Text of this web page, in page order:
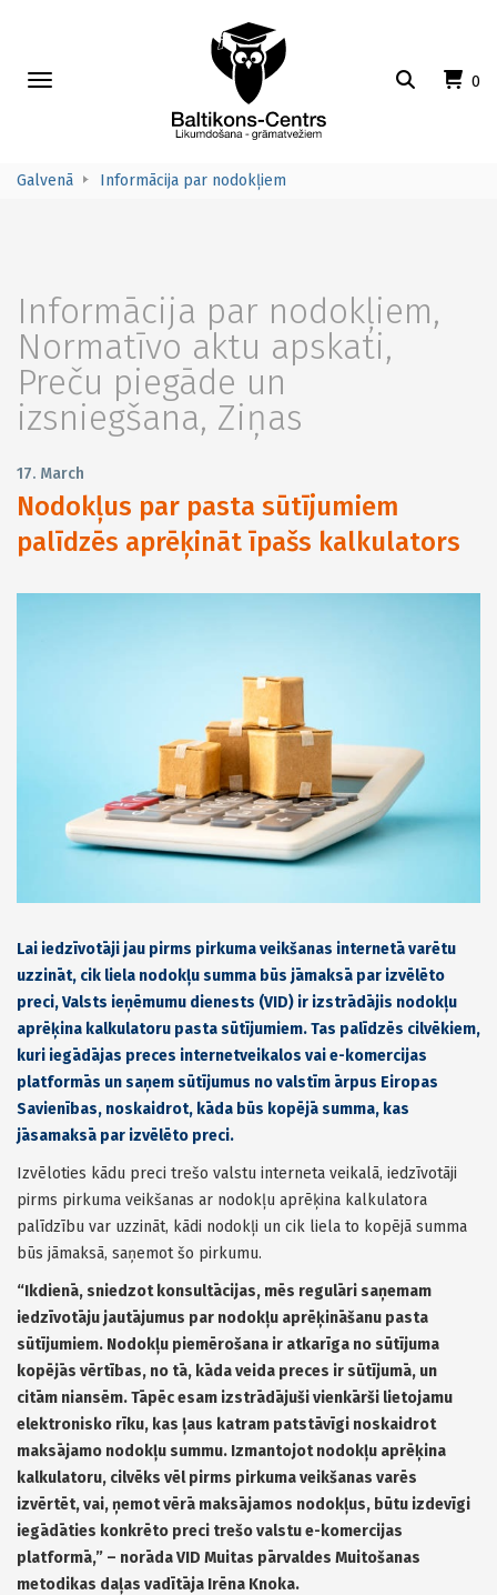
0
Toggle
Galvenā Informācija par nodokļiem
Informācija par nodokļiem,
Normatīvo aktu apskati,
Preču piegāde un
izsniegšana, Ziņas
17. March
Nodokļus par pasta sūtījumiem
palīdzēs aprēķināt īpašs kalkulators
Lai iedzīvotāji jau pirms pirkuma veikšanas internetā varētu
uzzināt, cik liela nodokļu summa būs jāmaksā par izvēlēto
preci, Valsts ieņēmumu dienests (VID) ir izstrādājis nodokļu
aprēķina kalkulatoru pasta sūtījumiem. Tas palīdzēs cilvēkiem,
kuri iegādājas preces internetveikalos vai e-komercijas
platformās un saņem sūtījumus no valstīm ārpus Eiropas
Savienības, noskaidrot, kāda būs kopējā summa, kas
jāsamaksā par izvēlēto preci.
Izvēloties kādu preci trešo valstu interneta veikalā, iedzīvotāji
pirms pirkuma veikšanas ar nodokļu aprēķina kalkulatora
palīdzību var uzzināt, kādi nodokļi un cik liela to kopējā summa
būs jāmaksā, saņemot šo pirkumu.
“Ikdienā, sniedzot konsultācijas, mēs regulāri saņemam
iedzīvotāju jautājumus par nodokļu aprēķināšanu pasta
sūtījumiem. Nodokļu piemērošana ir atkarīga no sūtījuma
kopējās vērtības, no tā, kāda veida preces ir sūtījumā, un
citām niansēm. Tāpēc esam izstrādājuši vienkārši lietojamu
elektronisko rīku, kas ļaus katram patstāvīgi noskaidrot
maksājamo nodokļu summu. Izmantojot nodokļu aprēķina
kalkulatoru, cilvēks vēl pirms pirkuma veikšanas varēs
izvērtēt, vai, ņemot vērā maksājamos nodokļus, būtu izdevīgi
iegādāties konkrēto preci trešo valstu e-komercijas
platformā,” – norāda VID Muitas pārvaldes Muitošanas
metodikas daļas vadītāja Irēna Knoka.